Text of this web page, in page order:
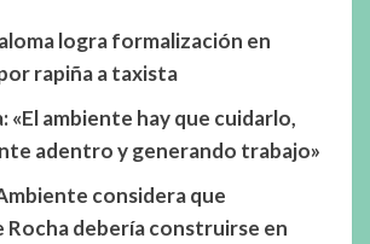
logra formalización en
rapiña a taxista
«El ambiente hay que cuidarlo,
adentro y generando trabajo»
considera que
debería construirse en